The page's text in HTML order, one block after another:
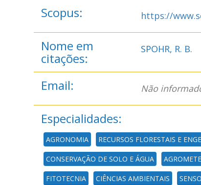
Scopus: https://
Nome em
citações:
SPOHR, R. B.
Email: Não
Especialidades:
AGRONOMIA RECURSOS FLORESTAIS E
CONSERVAÇÃO DE SOLO E ÁGUA
FITOTECNIA CIÊNCIAS AMBIENTAIS